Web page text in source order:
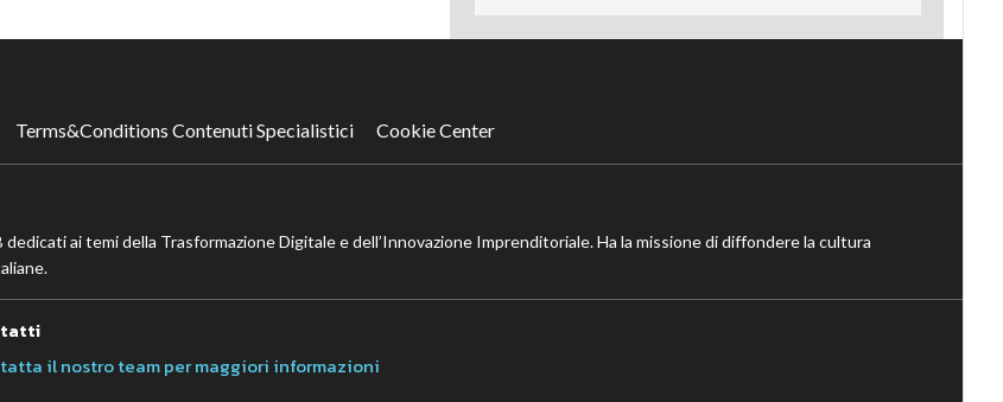
Terms&Conditions Contenuti Specialistici Cookie Center
ai temi della Trasformazione Digitale e dell’Innovazione Imprenditoriale. Ha la missione di diffondere la cultura
il nostro team per maggiori informazioni